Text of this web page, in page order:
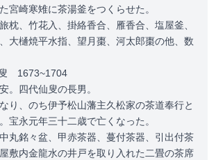
宮崎寒雉に茶湯釜をつくらせた。
枕、竹花入、掛絡香合、雁香合、塩屋釜、
大樋焼平水指、望月棗、河太郎棗の他、数
1673~1704
。四代仙叟の長男。
り、のち伊予松山藩主久松家の茶道奉行と
宝永元年三十二歳で亡くなった。
丸銘々盆、甲赤茶器、蔓付茶器、引出付茶
敷内金龍水の井戸を取り入れた二畳の茶席